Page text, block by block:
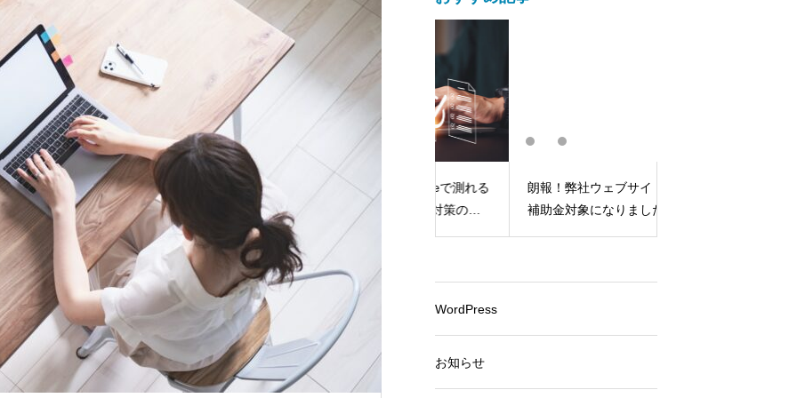
Google Search Consoleで測れる
指標と活用方法：SEO対策の羅
針盤
朗報！弊社ウェブサイト制作が
補助金対象になりました！
WordPress
お知らせ